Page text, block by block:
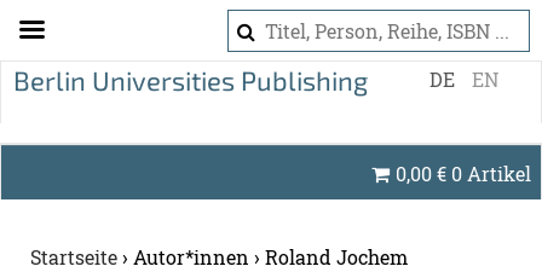
i
DE EN
0,00€ 0 Artikel
Startseite› Autor*innen › Roland Jochem